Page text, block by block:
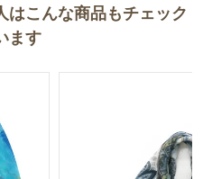
はこんな商品もチェック
ます